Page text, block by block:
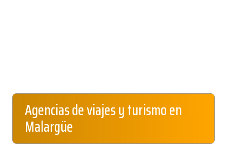
Agencias de viajes y turismo en
Malargüe